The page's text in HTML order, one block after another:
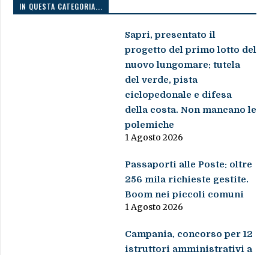
IN QUESTA CATEGORIA...
Sapri, presentato il
progetto del primo lotto del
nuovo lungomare: tutela
del verde, pista
ciclopedonale e difesa
della costa. Non mancano le
polemiche
1 Agosto 2026
Passaporti alle Poste: oltre
256 mila richieste gestite.
Boom nei piccoli comuni
1 Agosto 2026
Campania, concorso per 12
istruttori amministrativi a